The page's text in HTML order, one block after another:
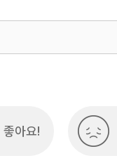
좋아요!